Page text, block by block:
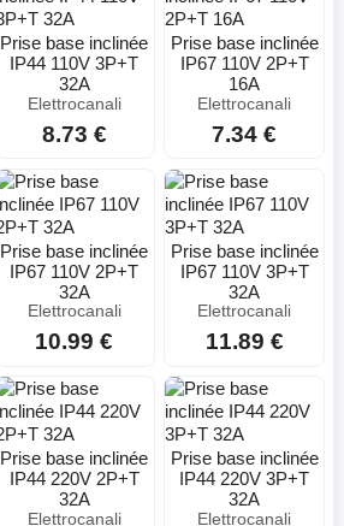
Prise base inclinée
IP44 110V 3P+T
32A
Elettrocanali
8.73 €
Prise base inclinée
IP67 110V 2P+T
16A
Elettrocanali
7.34 €
Prise base inclinée
IP67 110V 2P+T
32A
Elettrocanali
10.99 €
Prise base inclinée
IP67 110V 3P+T
32A
Elettrocanali
11.89 €
Prise base inclinée
IP44 220V 2P+T
32A
Elettrocanali
Prise base inclinée
IP44 220V 3P+T
32A
Elettrocanali